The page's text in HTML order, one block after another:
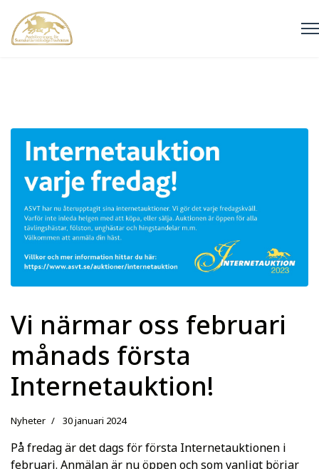
Vi närmar oss februari
månads första
Internetauktion!
Nyheter 30 januari 2024
På fredag är det dags för första Internetauktionen i
februari. Anmälan är nu öppen och som vanligt börjar